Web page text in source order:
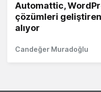
Automattic,
çözümleri geliştiren
alıyor
Candeğer Muradoğlu